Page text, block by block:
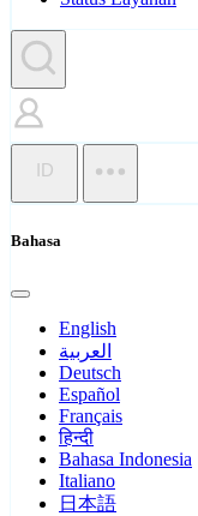
ID
Bahasa
English
العربية
Deutsch
Español
Français
हिन्दी
Bahasa Indonesia
Italiano
日本語